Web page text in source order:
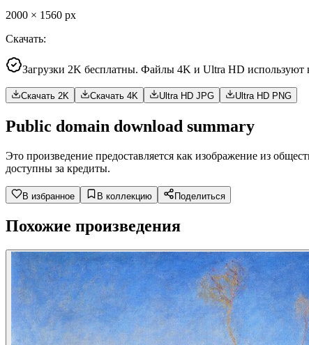
2000 × 1560 px
Скачать:
Загрузки 2K бесплатны. Файлы 4K и Ultra HD используют
Скачать 2K Скачать 4K Ultra HD JPG Ultra HD PNG
Public domain download summary
Это произведение предоставляется как изображение из
доступны за кредиты.
В избранное В коллекцию Поделиться
Похожие произведения